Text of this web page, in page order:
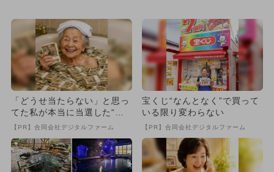
「どうせ当たらない」と思っ
てた私が本当に当選した“買
い方”がこれ
【PR】合同会社デジタルファーム
宝くじ“なんとなく”で買って
いる限り変わらない
【PR】合同会社デジタルファーム